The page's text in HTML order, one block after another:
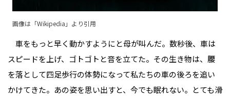
画像は「Wikipedia 」より引用
車をもっと早く動かすようにと母が叫んだ。数秒後、車は
スピードを上げ、ゴトゴトと音を立てた。その生き物は、腰
を落として四足歩行の体勢になって私たちの車の後ろを追い
かけてきた。あの姿を思い出すと、今でも眠れない。とても滑